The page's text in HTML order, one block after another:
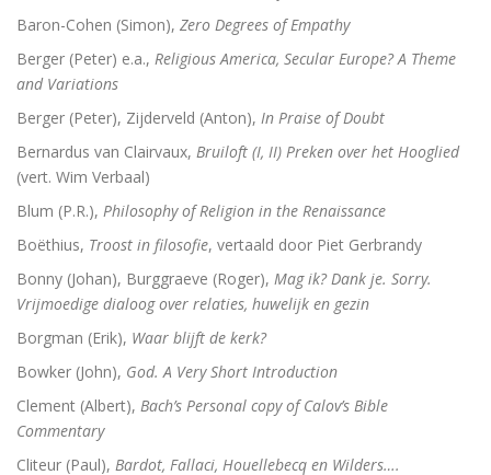
Baron-Cohen (Simon), Zero Degrees of Empathy
Berger (Peter) e.a., Religious America, Secular Europe? A Theme
and Variations
Berger (Peter), Zijderveld (Anton), In Praise of Doubt
Bernardus van Clairvaux, Bruiloft (I, II) Preken over het Hooglied
(vert. Wim Verbaal)
Blum (P.R.), Philosophy of Religion in the Renaissance
Boëthius, Troost in filosofie, vertaald door Piet Gerbrandy
Bonny (Johan), Burggraeve (Roger), Mag ik? Dank je. Sorry.
Vrijmoedige dialoog over relaties, huwelijk en gezin
Borgman (Erik), Waar blijft de kerk?
Bowker (John), God. A Very Short Introduction
Clement (Albert), Bach’s Personal copy of Calov’s Bible
Commentary
Cliteur (Paul), Bardot, Fallaci, Houellebecq en Wilders….